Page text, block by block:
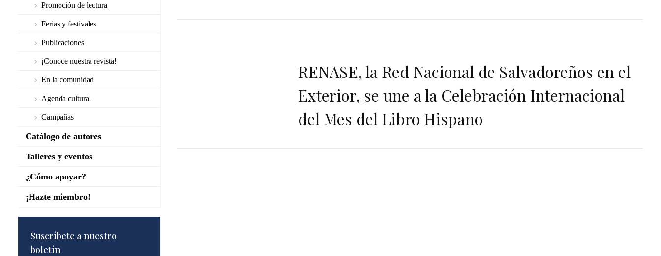
Promoción de lectura
Ferias y festivales
Publicaciones
¡Conoce nuestra revista!
En la comunidad
Agenda cultural
Campañas
Catálogo de autores
Talleres y eventos
¿Cómo apoyar?
¡Hazte miembro!
Suscríbete a nuestro
boletín
RENASE, la Red Nacional de Salvadoreños en el
Exterior, se une a la Celebración Internacional
del Mes del Libro Hispano